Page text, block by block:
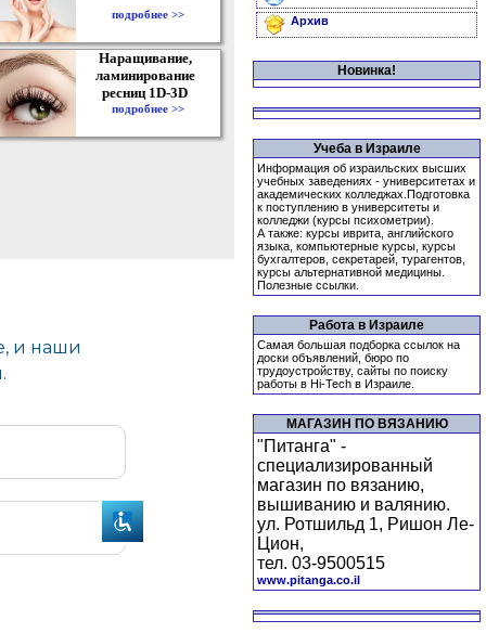
подробнее >>
Наращивание,
ламинирование
ресниц 1D-3D
подробнее >>
Архив
Новинка!
Учеба в Израиле
Информация об израильских высших
учебных заведениях - университетах и
академических колледжах.Подготовка
к поступлению в университеты и
колледжи (курсы психометрии).
А также: курсы иврита, английского
языка, компьютерные курсы, курсы
бухгалтеров, секретарей, турагентов,
курсы альтернативной медицины.
Полезные ссылки.
Работа в Израиле
Самая большая подборка ссылок на
доски объявлений, бюро по
трудоустройству, сайты по поиску
работы в Hi-Tech в Израиле.
МАГАЗИН ПО ВЯЗАНИЮ
"Питанга" -
специализированный
магазин по вязанию,
вышиванию и валянию.
ул. Ротшильд 1, Ришон Ле-
Цион,
тел. 03-9500515
www.pitanga.co.il